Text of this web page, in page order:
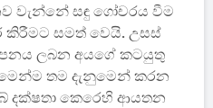
වැන්නේ සඳු ගෝචරය වීම
කිරීමට සමත් වෙයි. උසස්
ලබන අයගේ කටයුතු
මෙන්ම තම දැනුමෙන් කරන
දක්ෂතා කෙරෙහි ආයතන